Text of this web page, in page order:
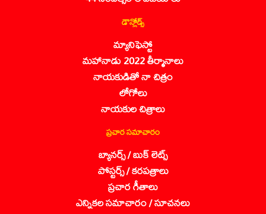
డౌన్లోడ్స్
మ్యానిఫెస్టో
మహానాడు 2022 తీర్మానాలు
నాయకుడితో నా చిత్రం
లోగోలు
నాయకుల చిత్రాలు
ప్రచార సమాచారం
బ్యానర్స్ / బుక్ లెట్స్
పోస్టర్స్ / కరపత్రాలు
ప్రచార గీతాలు
ఎన్నికల సమాచారం / సూచనలు